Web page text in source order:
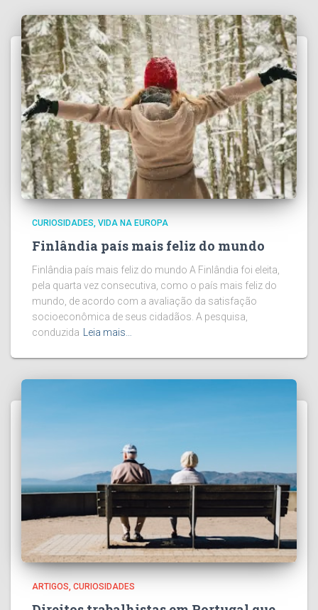
CURIOSIDADES VIDA NA EUROPA
Finlândia país mais feliz do mundo
Finlândia país mais feliz do mundo A Finlândia foi eleita,
pela quarta vez consecutiva, como o país mais feliz do
mundo, de acordo com a avaliação da satisfação
socioeconômica de seus cidadãos. A pesquisa,
conduzida
Leia mais…
ARTIGOS CURIOSIDADES